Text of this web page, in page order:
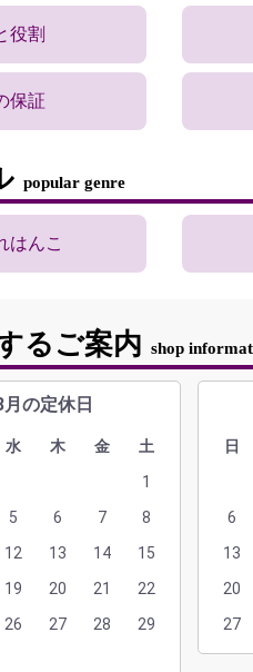
役割
保証
popular genre
はんこ
るご案内 shop
の定休日
水 木 金
土
1
5 6 7
8
12 13 14
15
19 20 21
22
26 27 28
29
日
6
13
20
27